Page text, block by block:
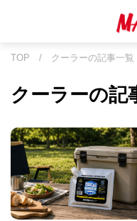
TOP / クーラーの記事一覧
クーラーの記